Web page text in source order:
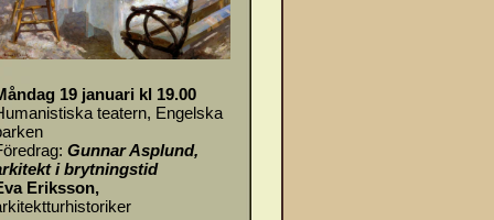
19 januari kl 19.00
teatern, Engelska
Gunnar Asplund,
i brytningstid
Eriksson,